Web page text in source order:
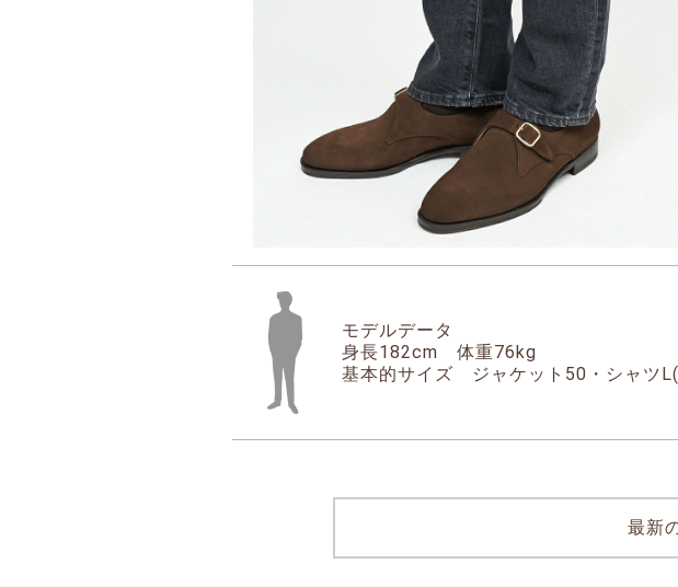
モデルデータ
身長182cm 体重76kg
基本的サイズ ジャケット50・シャツ
最新